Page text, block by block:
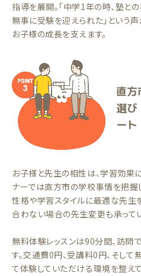
指導を展開。「中学1年の時、塾と
無事に受験を迎えられた」という
お子様の成長を支えます。
直方
選び
ート
お子様と先生の相性は、学習効果
ナーでは直方市の学校事情を把握
性格や学習スタイルに最適な先生
合わない場合の先生変更も承ってい
無料体験レッスンは90分間、訪問
す。交通費0円、受講料0円、そし
て体験していただける環境を整えて